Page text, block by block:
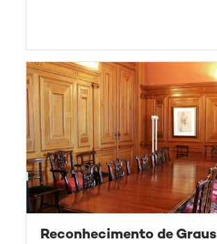
Reconhecimento de Graus